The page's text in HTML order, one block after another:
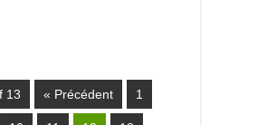
13 « Précédent 1